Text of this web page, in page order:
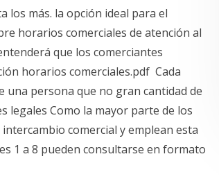
los más. la opción ideal para el
horarios comerciales de atención al
que los comerciantes
horarios comerciales.pdf Cada
persona que no gran cantidad de
legales Como la mayor parte de los
comercial y emplean esta
1 a 8 pueden consultarse en formato